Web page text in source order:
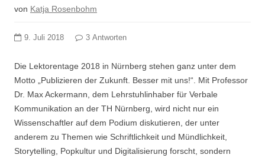
von Katja Rosenbohm
9. Juli 2018 3 Antworten
Die Lektorentage 2018 in Nürnberg stehen ganz unter dem
Motto „Publizieren der Zukunft. Besser mit uns!“. Mit Professor
Dr. Max Ackermann, dem Lehrstuhlinhaber für Verbale
Kommunikation an der TH Nürnberg, wird nicht nur ein
Wissenschaftler auf dem Podium diskutieren, der unter
anderem zu Themen wie Schriftlichkeit und Mündlichkeit,
Storytelling, Popkultur und Digitalisierung forscht, sondern